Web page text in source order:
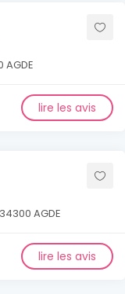
AGDE
lire les avis
34300 AGDE
lire les avis